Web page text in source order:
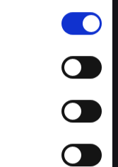
bei
Achau?
Ihrem IPHONE-
Problem
Beschädigung